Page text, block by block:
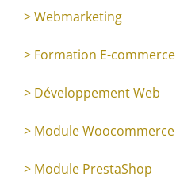
> Webmarketing
> Formation E-commerce
> Développement Web
> Module Woocommerce
> Module PrestaShop